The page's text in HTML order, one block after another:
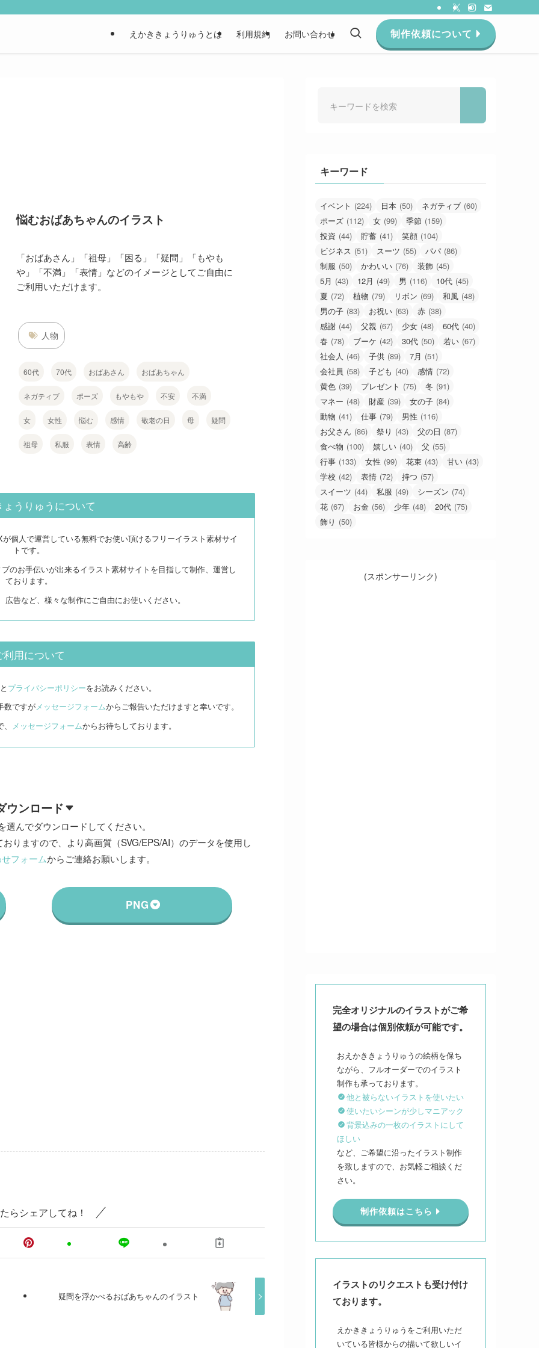
えかききょうりゅうとは 利用規約 お問い合わせ 制作依頼について
悩むおばあちゃんのイラスト
「おばあさん」「祖母」「困る」「疑問」「もやも
や」「不満」「表情」などのイメージとしてご自由に
ご利用いただけます。
人物
60代 70代 おばあさん おばあちゃん
ネガティブ ポーズ もやもや 不安 不満
女 女性 悩む 感情 敬老の日 母 疑問
祖母 私服 表情 高齢
うりゅうについて
個人で運営している無料でお使い頂けるフリーイラスト素材サイ
トです。
のお手伝いが出来るイラスト素材サイトを目指して制作、運営し
ております。
告など、様々な制作にご自由にお使いください。
利用について
と プライバシーポリシーをお読みください。
数ですがメッセージフォームからご報告いただけますと幸いです。
メッセージフォームからお待ちしております。
ウンロード
んでダウンロードしてください。
りますので、より高画質（SVG/EPS/AI）のデータを使用し
フォームからご連絡お願いします。
PNG
らシェアしてね！
疑問を浮かべるおばあちゃんのイラスト
キーワード
イベント (224) 日本 (50) ネガティブ (60)
ポーズ (112) 女 (99) 季節 (159)
投資 (44) 貯蓄 (41) 笑顔 (104)
ビジネス (51) スーツ (55) パパ (86)
制服 (50) かわいい (76) 装飾 (45)
5月 (43) 12月 (49) 男 (116) 10代 (45)
夏 (72) 植物 (79) リボン (69) 和風 (48)
男の子 (83) お祝い (63) 赤 (38)
感謝 (44) 父親 (67) 少女 (48) 60代 (40)
春 (78) ブーケ (42) 30代 (50) 若い (67)
社会人 (46) 子供 (89) 7月 (51)
会社員 (58) 子ども (40) 感情 (72)
黄色 (39) プレゼント (75) 冬 (91)
マネー (48) 財産 (39) 女の子 (84)
動物 (41) 仕事 (79) 男性 (116)
お父さん (86) 祭り (43) 父の日 (87)
食べ物 (100) 嬉しい (40) 父 (55)
行事 (133) 女性 (99) 花束 (43) 甘い (43)
学校 (42) 表情 (72) 持つ (57)
スイーツ (44) 私服 (49) シーズン (74)
花 (67) お金 (56) 少年 (48) 20代 (75)
飾り (50)
(スポンサーリンク)
完全オリジナルのイラストがご希
望の場合は個別依頼が可能です。
おえかききょうりゅうの絵柄を保ち
ながら、フルオーダーでのイラスト
他と被らないイラストを使いたい
使いたいシーンが少しマニアック
背景込みの一枚のイラストにして
ほしい
など、ご希望に沿ったイラスト制作
を致しますので、お気軽ご相談くだ
さい。
制作依頼はこちら
イラストのリクエストも受け付け
ております。
えかききょうりゅうをご利用いただ
いている皆様からの描いて欲しいイ